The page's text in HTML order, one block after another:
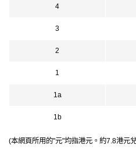
4
3
2
1
1a
1b
(本網頁所用的"元"均指港元。約7.8港元